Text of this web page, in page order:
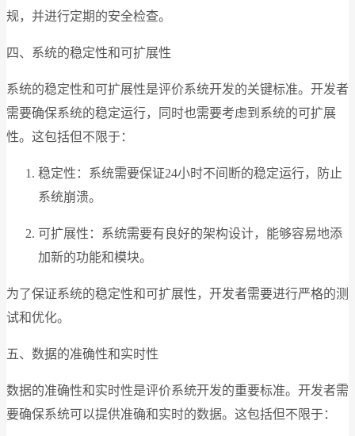
规，并进行定期的安全检查。
四、系统的稳定性和可扩展性
系统的稳定性和可扩展性是评价系统开发的关键标准。开发者
需要确保系统的稳定运行，同时也需要考虑到系统的可扩展
性。这包括但不限于：
稳定性：系统需要保证24小时不间断的稳定运行，防止
系统崩溃。
可扩展性：系统需要有良好的架构设计，能够容易地添
加新的功能和模块。
为了保证系统的稳定性和可扩展性，开发者需要进行严格的测
试和优化。
五、数据的准确性和实时性
数据的准确性和实时性是评价系统开发的重要标准。开发者需
要确保系统可以提供准确和实时的数据。这包括但不限于：